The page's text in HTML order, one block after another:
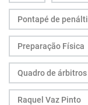
Pontapé de penálti
Preparação Física
Quadro de árbitros
Raquel Vaz Pinto